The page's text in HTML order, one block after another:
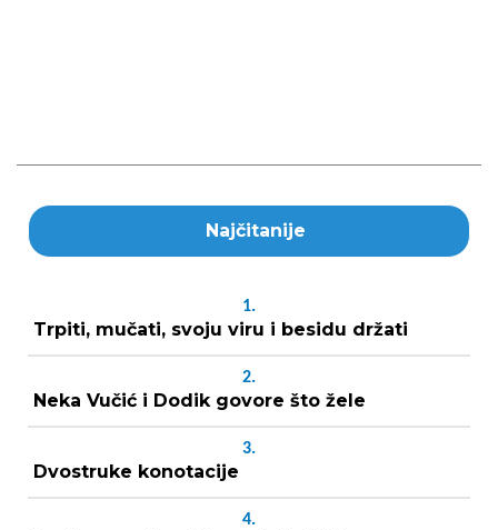
Najčitanije
1.
Trpiti, mučati, svoju viru i besidu držati
2.
Neka Vučić i Dodik govore što žele
3.
Dvostruke konotacije
4.